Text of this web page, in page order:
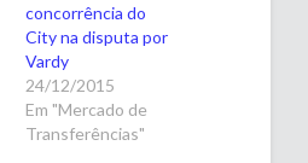
concorrência do
City na disputa por
Vardy
24/12/2015
Em "Mercado de
Transferências"